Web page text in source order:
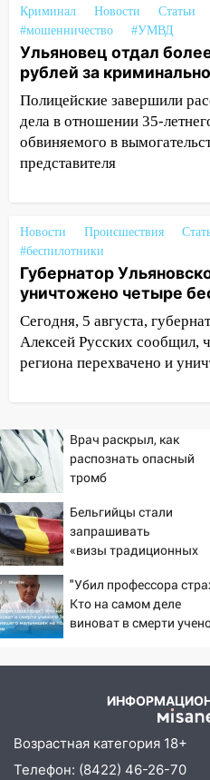
15:59
Ульяновец
миллионов рублей за
покровительство
15:32
На «кольце»
летнего мопедиста
15:00 В Ульяновске
госпитализировали
14:08 Пешеход
подробности
Фруктовой
13:30 В
Трудовой горело
13:00 Водитель без
12:37
велосипеде и попал
12:18
Вспыхнул
Железнодорожном
11:33
В Засвияжье
попал мужчина
11:17
В Радищевском
хозяйственные
11:00
уничтожено четыре
10:00 В Ульяновске
легковой автомобиль
Криминал Новости
Статьи
#мошенничество
#УМВД
Ульяновец отдал
рублей за
Полицейские завершили
дела в отношении 35-
обвиняемого в
представителя
Новости Происшествия
#беспилотники
Губернатор
уничтожено четыре
Сегодня, 5 августа,
Алексей Русских сообщил,
региона перехвачено и
Врач раскрыл, как
распознать опасный
тромб
Бельгийцы стали
запрашивать
«визы традиционных
РФ
"Убил профессора
Кто на самом деле
виноват в смерти
Возрастная категория 18+
Телефон: (8422) 46-26-70